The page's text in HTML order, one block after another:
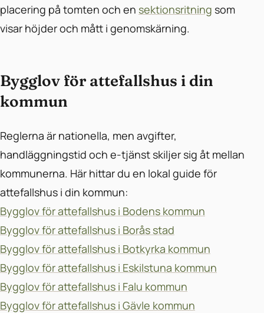
placering på tomten och en sektionsritning som
visar höjder och mått i genomskärning.
Bygglov för attefallshus i din
kommun
Reglerna är nationella, men avgifter,
handläggningstid och e-tjänst skiljer sig åt mellan
kommunerna. Här hittar du en lokal guide för
attefallshus i din kommun:
Bygglov för attefallshus i Bodens kommun
Bygglov för attefallshus i Borås stad
Bygglov för attefallshus i Botkyrka kommun
Bygglov för attefallshus i Eskilstuna kommun
Bygglov för attefallshus i Falu kommun
Bygglov för attefallshus i Gävle kommun